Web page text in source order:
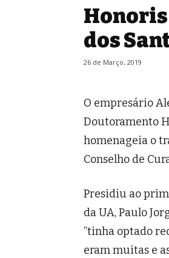
Honoris
dos
26 de Março, 2019
O empresário
Doutoramento
homenageia o
Conselho de
Presidiu ao
da UA, Paulo
”tinha optado
eram muitas e